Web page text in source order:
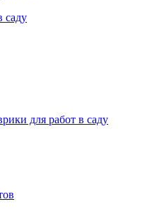
саду
для работ в саду